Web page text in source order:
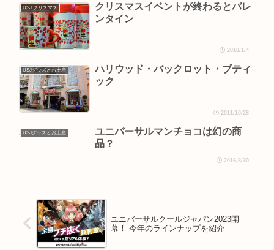
USJ クリスマス
クリスマスイベントが終わるとバレ
ンタイン
2018/1/4
USJグッズとお土産
ハリウッド・バックロット・ブティ
ック
2011/10/28
USJグッズとお土産
ユニバーサルマンチョコは幻の商
品？
2016/8/30
ユニバーサルクールジャパン2023開
幕！ 今年のラインナップを紹介